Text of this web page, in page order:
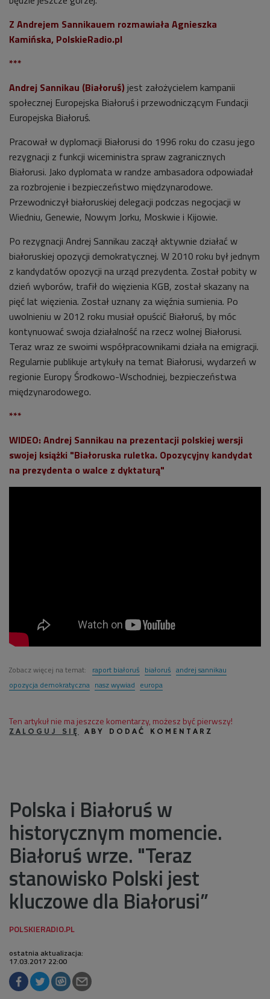
Z Andrejem Sannikauem rozmawiała Agnieszka
Kamińska, PolskieRadio.pl
***
Andrej Sannikau (Białoruś) jest założycielem kampanii
społecznej Europejska Białoruś i przewodniczącym Fundacji
Europejska Białoruś.
Pracował w dyplomacji Białorusi do 1996 roku do czasu jego
rezygnacji z funkcji wiceministra spraw zagranicznych
Białorusi. Jako dyplomata w randze ambasadora odpowiadał
za rozbrojenie i bezpieczeństwo międzynarodowe.
Przewodniczył białoruskiej delegacji podczas negocjacji w
Wiedniu, Genewie, Nowym Jorku, Moskwie i Kijowie.
Po rezygnacji Andrej Sannikau zaczął aktywnie działać w
białoruskiej opozycji demokratycznej. W 2010 roku był jednym
z kandydatów opozycji na urząd prezydenta. Został pobity w
dzień wyborów, trafił do więzienia KGB, został skazany na
pięć lat więzienia. Został uznany za więźnia sumienia. Po
uwolnieniu w 2012 roku musiał opuścić Białoruś, by móc
kontynuować swoja działalność na rzecz wolnej Białorusi.
Teraz wraz ze swoimi współpracownikami działa na emigracji.
Regularnie publikuje artykuły na temat Białorusi, wydarzeń w
regionie Europy Środkowo-Wschodniej, bezpieczeństwa
międzynarodowego.
***
WIDEO: Andrej Sannikau na prezentacji polskiej wersji
swojej książki "Białoruska ruletka. Opozycyjny kandydat
na prezydenta o walce z dyktaturą"
Zobacz więcej na temat: raport białoruś białoruś andrej sannikau
opozycja demokratyczna nasz wywiad europa
Ten artykuł nie ma jeszcze komentarzy, możesz być pierwszy!
ZALOGUJ SIĘ ABY DODAĆ KOMENTARZ
Polska i Białoruś w
historycznym momencie.
Białoruś wrze. "Teraz
stanowisko Polski jest
kluczowe dla Białorusi”
ostatnia aktualizacja:
17.03.2017 22:00